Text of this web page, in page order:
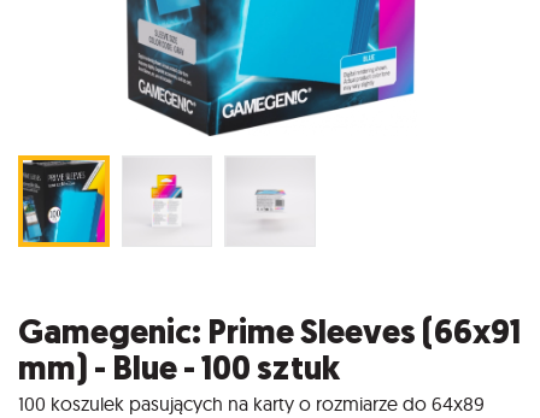
Gamegenic: Prime Sleeves (66x91
mm) - Blue - 100 sztuk
100 koszulek pasujących na karty o rozmiarze do 64x89